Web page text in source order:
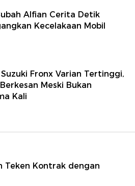
Alfian Cerita Detik
Kecelakaan Mobil
Fronx Varian Tertinggi,
Meski Bukan
Kali
Teken Kontrak dengan